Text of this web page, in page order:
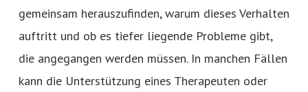
gemeinsam herauszufinden, warum dieses Verhalten
auftritt und ob es tiefer liegende Probleme gibt,
die angegangen werden müssen. In manchen Fällen
kann die Unterstützung eines Therapeuten oder